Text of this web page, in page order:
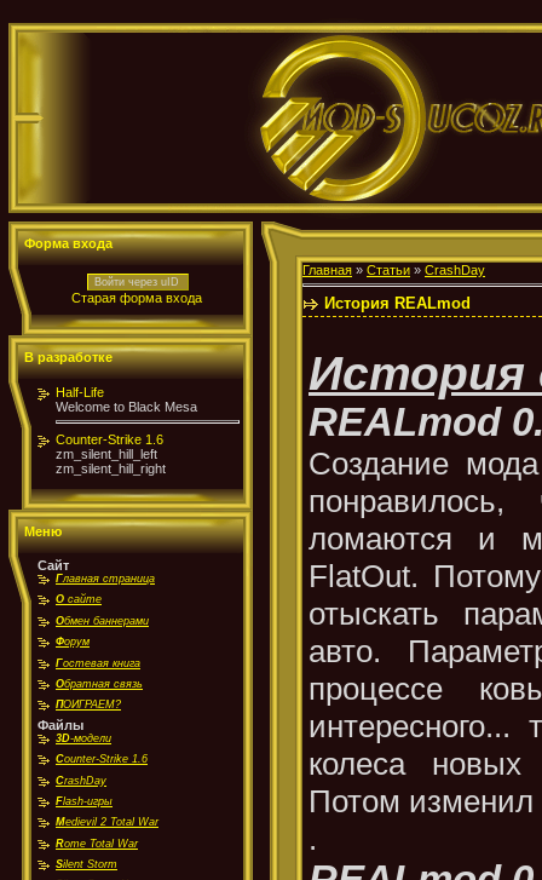
Форма входа
Войти через uID
Старая форма входа
В разработке
Half-Life
Welcome to Black Mesa
Counter-Strike 1.6
zm_silent_hill_left
zm_silent_hill_right
Меню
Сайт
Главная страница
О сайте
Обмен баннерами
Форум
Гостевая книга
Обратная связь
ПОИГРАЕМ?
Файлы
3D-модели
Counter-Strike 1.6
CrashDay
Flash-игры
Medievil 2 Total War
Rome Total War
Silent Storm
Главная » Статьи » CrashDay
История REALmod
История
REALmod
Создание
ломаются и
FlatOut.
отыскать
авто.
процессе
интересного...
колеса
Потом изменил
.